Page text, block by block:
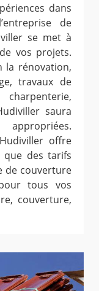
dans
de
se met à
vos projets.
la rénovation,
travaux de
saura
offre
que des tarifs
de couverture
tous vos
couverture,